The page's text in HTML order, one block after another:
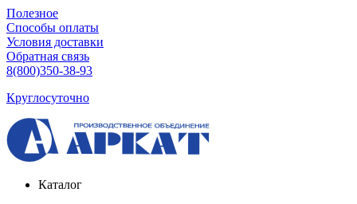
Полезное
Способы оплаты
Условия доставки
Обратная связь
8(800)350-38-93
Круглосуточно
Каталог